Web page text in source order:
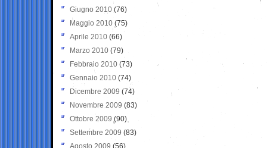
Giugno 2010 (76)
Maggio 2010 (75)
Aprile 2010 (66)
Marzo 2010 (79)
Febbraio 2010 (73)
Gennaio 2010 (74)
Dicembre 2009 (74)
Novembre 2009 (83)
Ottobre 2009 (90)
Settembre 2009 (83)
Agosto 2009 (56)